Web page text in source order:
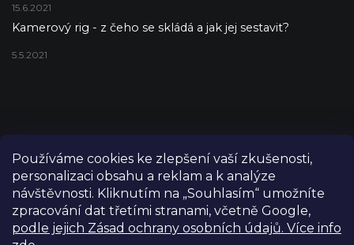
Používáme cookies ke zlepšení vaší zkušenosti,
personalizaci obsahu a reklam a k analýze
návštěvnosti. Kliknutím na „Souhlasím“ umožníte
zpracování dat třetími stranami, včetně Google,
podle jejich Zásad ochrany osobních údajů. Více info
15.6.2021
Kamerový rig - z čeho se skládá a jak jej sestavit?
5.5.2021